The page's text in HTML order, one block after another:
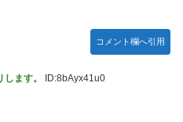
忍野忍」「斧乃木余接」プライ
ゃん、可愛過ぎてワイらにブッ
ネタビルドで床舐めしまくる
コメント欄へ引用
ます。 ID:8bAyx41u0